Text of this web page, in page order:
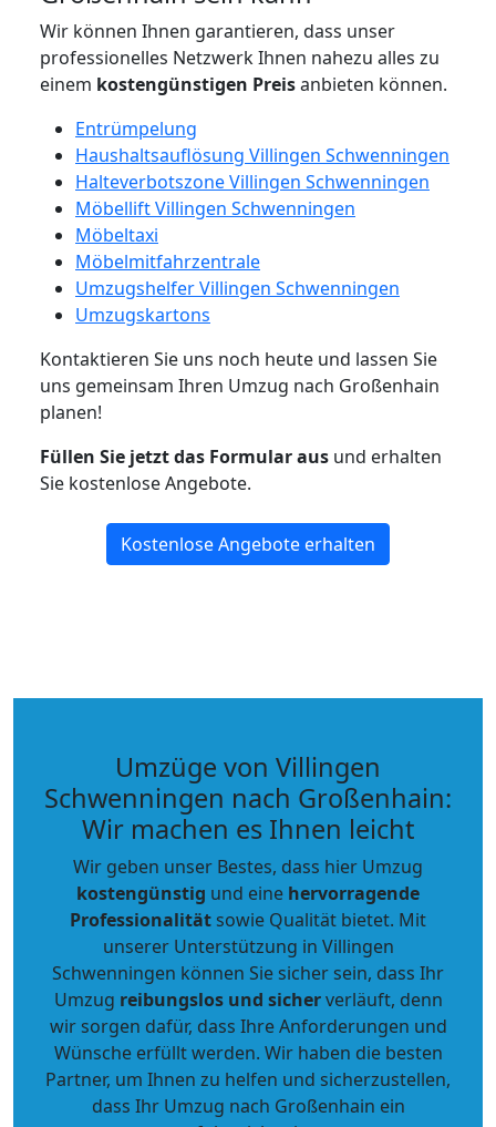
Wir können Ihnen garantieren, dass unser
professionelles Netzwerk Ihnen nahezu alles zu
einem kostengünstigen Preisanbieten können.
Entrümpelung
Haushaltsauflösung Villingen Schwenningen
Halteverbotszone Villingen Schwenningen
Möbellift Villingen Schwenningen
Möbeltaxi
Möbelmitfahrzentrale
Umzugshelfer Villingen Schwenningen
Umzugskartons
Kontaktieren Sie uns noch heute und lassen Sie
uns gemeinsam Ihren Umzug nach Großenhain
planen!
Füllen Sie jetzt das Formular aus und erhalten
Sie kostenlose Angebote.
Kostenlose Angebote erhalten
Umzüge von Villingen
Schwenningen nach Großenhain:
Wir machen es Ihnen leicht
Wir geben unser Bestes, dass hier Umzug
kostengünstig und eine hervorragende
Professionalitätsowie Qualität bietet. Mit
unserer Unterstützung in Villingen
Schwenningen können Sie sicher sein, dass Ihr
Umzug reibungslos und sicherverläuft, denn
wir sorgen dafür, dass Ihre Anforderungen und
Wünsche erfüllt werden. Wir haben die besten
Partner, um Ihnen zu helfen und sicherzustellen,
dass Ihr Umzug nach Großenhain ein